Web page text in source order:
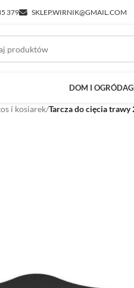
379 SKLEP.WIRNIK@GMAIL.COM
DOM I OGRÓD
i kosiarek/Tarcza do cięcia trawy